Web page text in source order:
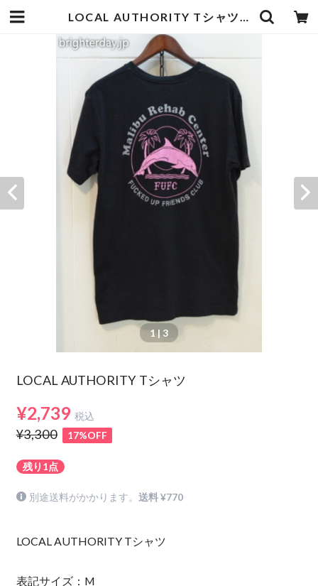
LOCAL AUTHORITY Tシャツ | goodbadstore
1| 3
LOCAL AUTHORITY Tシャツ
¥2,739 税込
¥3,300 17%OFF
残り1点
別途送料がかかります。送料 ¥770
LOCAL AUTHORITY Tシャツ
表記サイズ：M